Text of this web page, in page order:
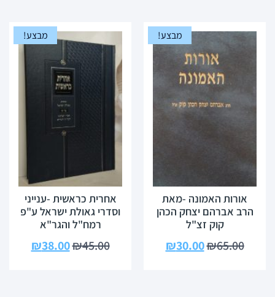
מבצע!
אורות האמונה -מאת
הרב אברהם יצחק הכהן
קוק זצ"ל
₪65.00
₪30.00
מבצע!
אחרית כראשית -ענייני
וסדרי גאולת ישראל ע"פ
רמח"ל והגר"א
₪45.00
₪38.00